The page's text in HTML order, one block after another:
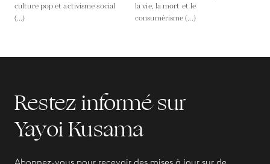
culture pop et activisme social
(...)
la vie, la mort et le
consumérisme (...)
Restez informé sur
Yayoi Kusama